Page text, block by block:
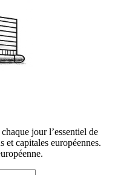
jour l’essentiel de
et capitales européennes.